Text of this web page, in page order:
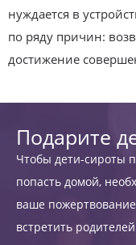
нуждается в
по ряду причин:
достижение
Подарите
Чтобы дети-сироты
попасть домой,
ваше пожертвование
встретить